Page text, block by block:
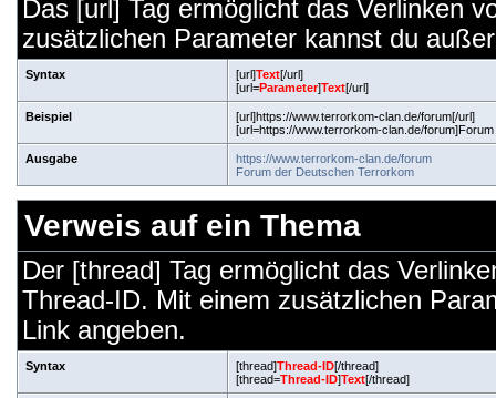
Das [url] Tag ermöglicht das Verlinken
zusätzlichen Parameter kannst du
Syntax [url]Text[/url]
[url=Parameter]Text[/url]
Beispiel
[url]https://www.terrorkom-clan.de/forum[/url]
[url=https://www.terrorkom-clan.de/
Ausgabe
https://www.terrorkom-clan.de/forum
Forum der Deutschen Terrorkom
Verweis auf ein Thema
Der [thread] Tag ermöglicht das
Thread-ID. Mit einem zusätzlichen
Link angeben.
Syntax [thread]Thread-ID[/thread]
[thread=Thread-ID]Text[/thread]